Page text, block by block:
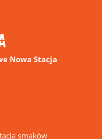
Nowa Stacja
smaków